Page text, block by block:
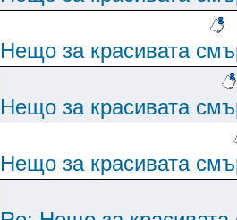
Нещо за красивата
Нещо за красивата
Нещо за красивата